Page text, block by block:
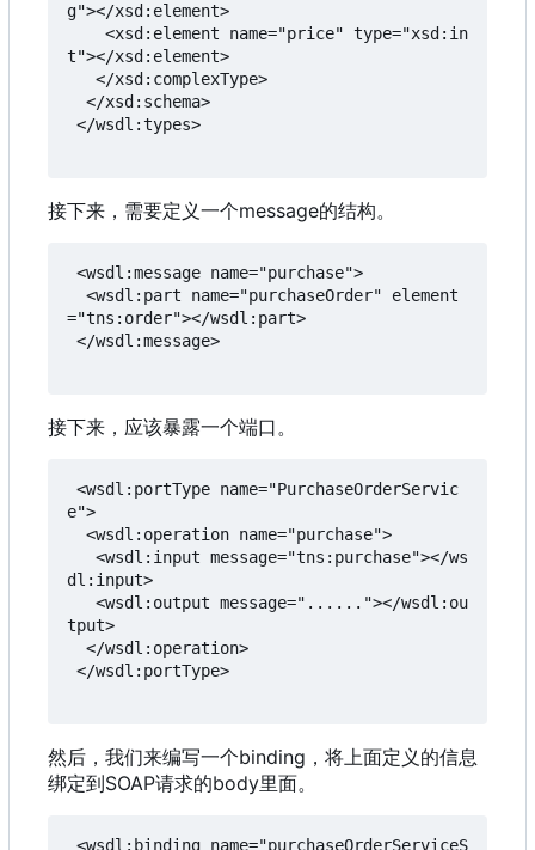
g"></xsd:element>
t"></xsd:element>
接下来 ， 需要定义一个message的结构。
="tns:order"></wsdl:part>
接下来，应该暴露一个端口。
e">
dl:input>
tput>
然后 ， 我们来编写一个binding ， 将上面定义的信息
绑定到SOAP请求的body里面。